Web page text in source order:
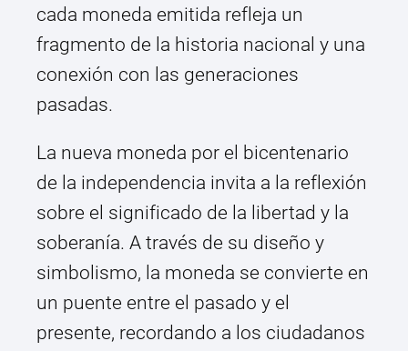
cada moneda emitida refleja un
fragmento de la historia nacional y una
conexión con las generaciones
pasadas.
La nueva moneda por el bicentenario
de la independencia invita a la reflexión
sobre el significado de la libertad y la
soberanía. A través de su diseño y
simbolismo, la moneda se convierte en
un puente entre el pasado y el
presente, recordando a los ciudadanos